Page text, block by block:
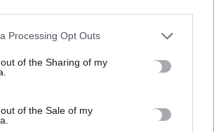
Processing Opt Outs
of the Sharing of my
of the Sale of my